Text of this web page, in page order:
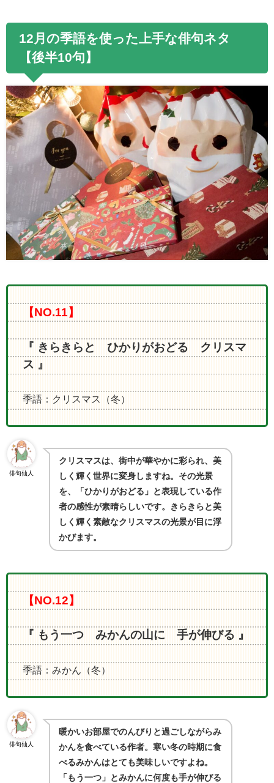
12月の季語を使った上手な俳句ネタ
【後半10句 】
【NO.11】
『 きらきらと ひかりがおどる クリスマ
ス 』
季語：クリスマス（冬）
俳句仙人
クリスマスは、街中が華やかに彩られ、美
しく輝く世界に変身しますね。その光景
を、「ひかりがおどる」と表現している作
者の感性が素晴らしいです。きらきらと美
しく輝く素敵なクリスマスの光景が目に浮
かびます。
【NO.12】
『 もう一つ みかんの山に 手が伸びる 』
季語：みかん（冬）
俳句仙人
暖かいお部屋でのんびりと過ごしながらみ
かんを食べている作者。寒い冬の時期に食
べるみかんはとても美味しいですよね。
「もう一つ」とみかんに何度も手が伸びる